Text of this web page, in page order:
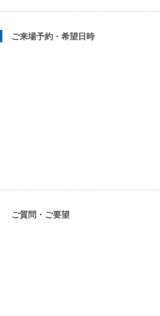
ご来場予約・希望日時
ご質問・ご要望